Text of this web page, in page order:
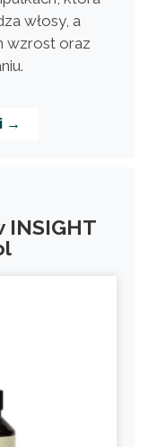
włosy, a
wzrost oraz
→